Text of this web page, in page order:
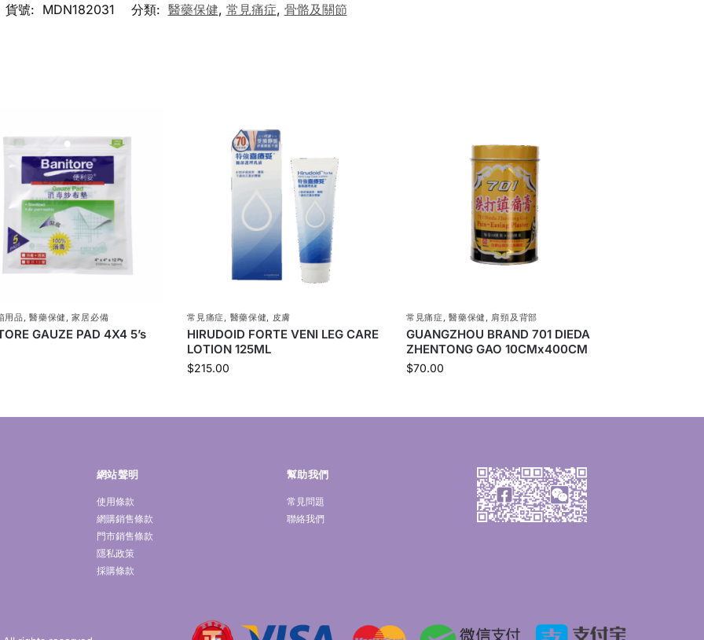
貨號: MDN182031 分類: 醫藥保健, 常見痛症, 骨骼及關節
用品,醫藥保健 ,家居必備
GAUZE PAD 4X4 5’s
常見痛症, 醫藥保健, 皮膚
HIRUDOID FORTE VENI LEG CARE
LOTION 125ML
$215.00
常見痛症,醫藥保健 , 肩頸及背部
GUANGZHOU BRAND 701 DIEDA
ZHENTONG GAO 10CMx400CM
$70.00
網站聲明
使用條款
網購銷售條款
門市銷售條款
隱私政策
採購條款
幫助我們
常見問題
聯絡我們